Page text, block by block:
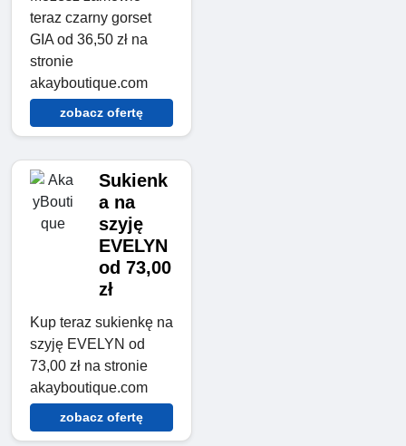
teraz czarny gorset
GIA od 36,50 zł na
stronie
akayboutique.com
zobacz ofertę
Sukienk
a na
szyję
EVELYN
od 73,00
zł
Kup teraz sukienkę na
szyję EVELYN od
73,00 zł na stronie
akayboutique.com
zobacz ofertę